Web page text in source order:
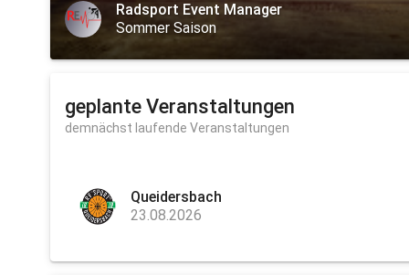
Radsport Event Manager
Sommer Saison
geplante Veranstaltungen
demnächst laufende Veranstaltungen
Queidersbach
23.08.2026